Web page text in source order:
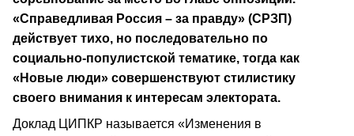
«Справедливая Россия – за правду» (СРЗП)
действует тихо, но последовательно по
социально-популистской тематике, тогда как
«Новые люди» совершенствуют стилистику
своего внимания к интересам электората.
Доклад ЦИПКР называется «Изменения в